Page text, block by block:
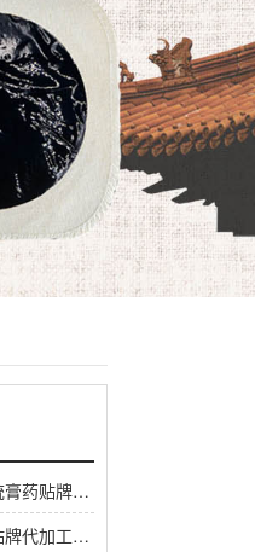
膏药贴牌需要多少钱，传统膏药贴牌厂家一般怎么收费
膏药代加工厂商提供哪些贴牌代加工定制服务？